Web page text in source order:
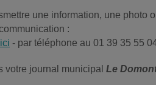
une information, une photo
:
ici - par téléphone au 01 39 35 55
votre journal municipal Le